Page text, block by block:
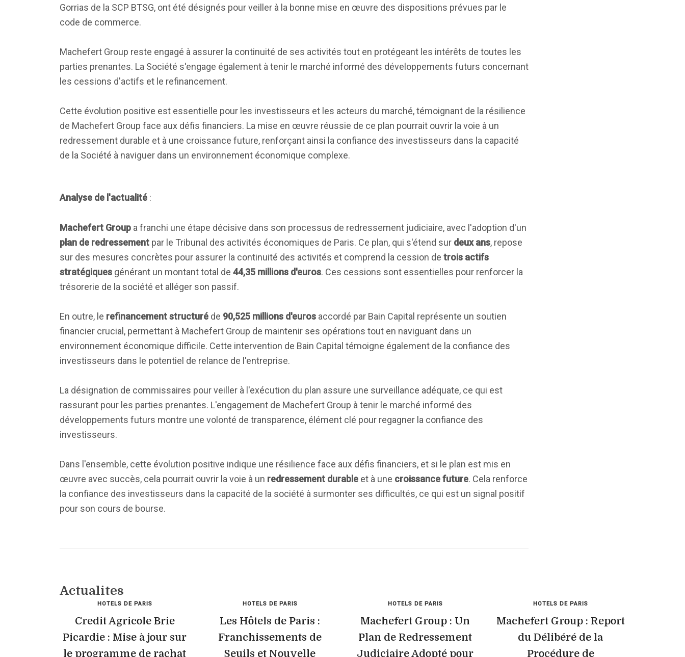
Gorrias de la SCP BTSG, ont été désignés pour veiller à la bonne mise en œuvre des dispositions prévues par le
code de commerce.
Machefert Group reste engagé à assurer la continuité de ses activités tout en protégeant les intérêts de toutes les
parties prenantes. La Société s'engage également à tenir le marché informé des développements futurs concernant
les cessions d'actifs et le refinancement.
Cette évolution positive est essentielle pour les investisseurs et les acteurs du marché, témoignant de la résilience
de Machefert Group face aux défis financiers. La mise en œuvre réussie de ce plan pourrait ouvrir la voie à un
redressement durable et à une croissance future, renforçant ainsi la confiance des investisseurs dans la capacité
de la Société à naviguer dans un environnement économique complexe.
Analyse de l'actualité :
Machefert Group a franchi une étape décisive dans son processus de redressement judiciaire, avec l'adoption d'un
plan de redressement par le Tribunal des activités économiques de Paris. Ce plan, qui s'étend sur deux ans, repose
sur des mesures concrètes pour assurer la continuité des activités et comprend la cession de trois actifs
stratégiques générant un montant total de 44,35 millions d'euros. Ces cessions sont essentielles pour renforcer la
trésorerie de la société et alléger son passif.
En outre, le refinancement structuré de 90,525 millions d'euros accordé par Bain Capital représente un soutien
financier crucial, permettant à Machefert Group de maintenir ses opérations tout en naviguant dans un
environnement économique difficile. Cette intervention de Bain Capital témoigne également de la confiance des
investisseurs dans le potentiel de relance de l'entreprise.
La désignation de commissaires pour veiller à l'exécution du plan assure une surveillance adéquate, ce qui est
rassurant pour les parties prenantes. L'engagement de Machefert Group à tenir le marché informé des
développements futurs montre une volonté de transparence, élément clé pour regagner la confiance des
investisseurs.
Dans l'ensemble, cette évolution positive indique une résilience face aux défis financiers, et si le plan est mis en
œuvre avec succès, cela pourrait ouvrir la voie à un redressement durable et à une croissance future. Cela renforce
la confiance des investisseurs dans la capacité de la société à surmonter ses difficultés, ce qui est un signal positif
pour son cours de bourse.
Actualites
HOTELS DE PARIS
Credit Agricole Brie
Picardie : Mise à jour sur
le programme de rachat
HOTELS DE PARIS
Les Hôtels de Paris :
Franchissements de
Seuils et Nouvelle
HOTELS DE PARIS
Machefert Group : Un
Plan de Redressement
Judiciaire Adopté pour
HOTELS DE PARIS
Machefert Group : Report
du Délibéré de la
Procédure de